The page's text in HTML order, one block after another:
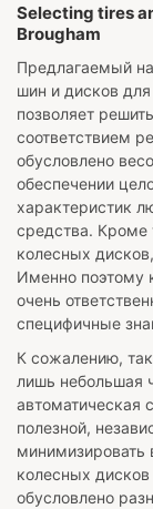
Selecting tires
Brougham
Предлагаемый
шин и дисков
позволяет
соответствием
обусловлено
обеспечении
характеристик
средства. Кроме
колесных
Именно поэтому
очень
специфичные
К сожалению,
лишь небольшая
автоматическая
полезной,
минимизировать
колесных
обусловлено